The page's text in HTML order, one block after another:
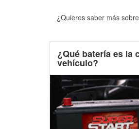
¿Quieres saber más
¿Qué batería es la
vehículo?